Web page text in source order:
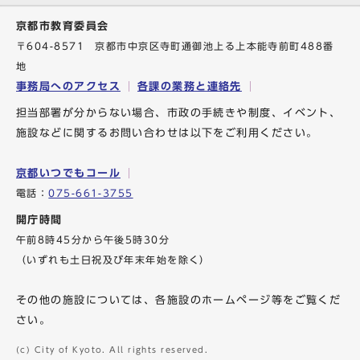
京都市教育委員会
〒604-8571 京都市中京区寺町通御池上る上本能寺前町488番
地
事務局へのアクセス 各課の業務と連絡先
担当部署が分からない場合、市政の手続きや制度、イベント、
施設などに関するお問い合わせは以下をご利用ください。
京都いつでもコール
電話：075-661-3755
開庁時間
午前8時45分から午後5時30分
（いずれも土日祝及び年末年始を除く）
その他の施設については、各施設のホームページ等をご覧くだ
さい。
(c) City of Kyoto. All rights reserved.